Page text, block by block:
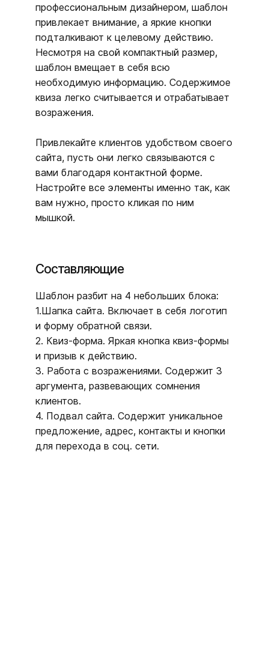
профессиональным дизайнером, шаблон
привлекает внимание, а яркие кнопки
подталкивают к целевому действию.
Несмотря на свой компактный размер,
шаблон вмещает в себя всю
необходимую информацию. Содержимое
квиза легко считывается и отрабатывает
возражения.
Привлекайте клиентов удобством своего
сайта, пусть они легко связываются с
вами благодаря контактной форме.
Настройте все элементы именно так, как
вам нужно, просто кликая по ним
мышкой.
Составляющие
Шаблон разбит на 4 небольших блока:
1.Шапка сайта. Включает в себя логотип
и форму обратной связи.
2. Квиз-форма. Яркая кнопка квиз-формы
и призыв к действию.
3. Работа с возражениями. Содержит 3
аргумента, развевающих сомнения
клиентов.
4. Подвал сайта. Содержит уникальное
предложение, адрес, контакты и кнопки
для перехода в соц. сети.